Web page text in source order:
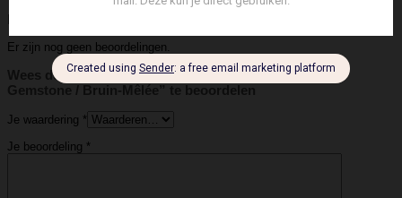
Beoordelingen
Er zijn nog geen beoordelingen.
Wees de eerste om “Ellen Beekmans – Fijne Ketting –
Gemstone / Bruin-Mêlée” te beoordelen
Je waardering *
Je beoordeling *